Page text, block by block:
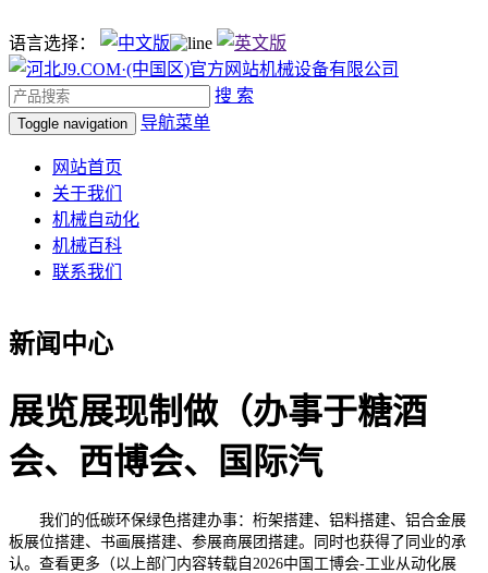
语言选择：
搜 索
Toggle navigation 导航菜单
网站首页
关于我们
机械自动化
机械百科
联系我们
新闻中心
展览展现制做（办事于糖酒
会、西博会、国际汽
我们的低碳环保绿色搭建办事：桁架搭建、铝料搭建、铝合金展
板展位搭建、书画展搭建、参展商展团搭建。同时也获得了同业的承
认。查看更多（以上部门内容转载自2026中国工博会-工业从动化展